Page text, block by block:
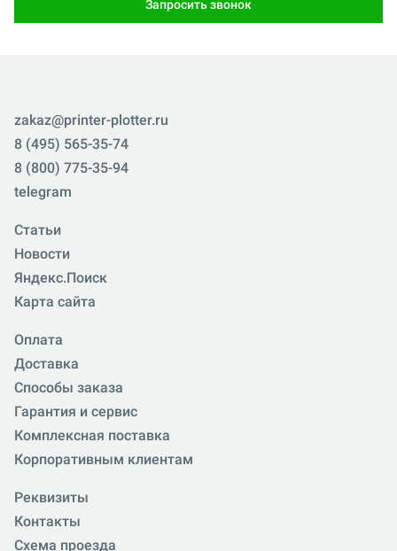
Запросить звонок
zakaz@printer-plotter.ru
8 (495) 565-35-74
8 (800) 775-35-94
telegram
Статьи
Новости
Яндекс.Поиск
Карта сайта
Оплата
Доставка
Способы заказа
Гарантия и сервис
Комплексная поставка
Корпоративным клиентам
Реквизиты
Контакты
Схема проезда